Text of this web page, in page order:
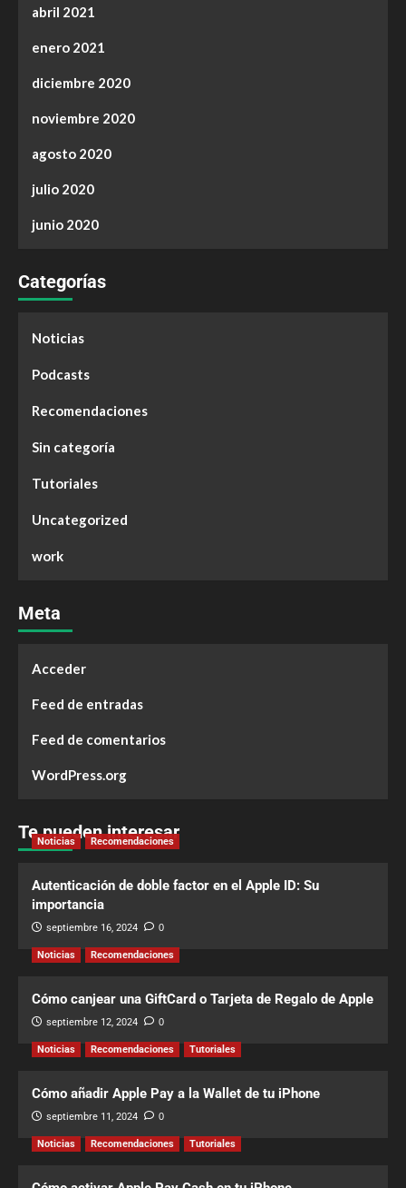
abril 2021
enero 2021
diciembre 2020
noviembre 2020
agosto 2020
julio 2020
junio 2020
Categorías
Noticias
Podcasts
Recomendaciones
Sin categoría
Tutoriales
Uncategorized
work
Meta
Acceder
Feed de entradas
Feed de comentarios
WordPress.org
Te pueden interesar
Noticias Recomendaciones
Autenticación de doble factor en el Apple ID: Su
importancia
septiembre 16, 2024 0
Noticias Recomendaciones
Cómo canjear una GiftCard o Tarjeta de Regalo de Apple
septiembre 12, 2024 0
Noticias Recomendaciones Tutoriales
Cómo añadir Apple Pay a la Wallet de tu iPhone
septiembre 11, 2024 0
Noticias Recomendaciones Tutoriales